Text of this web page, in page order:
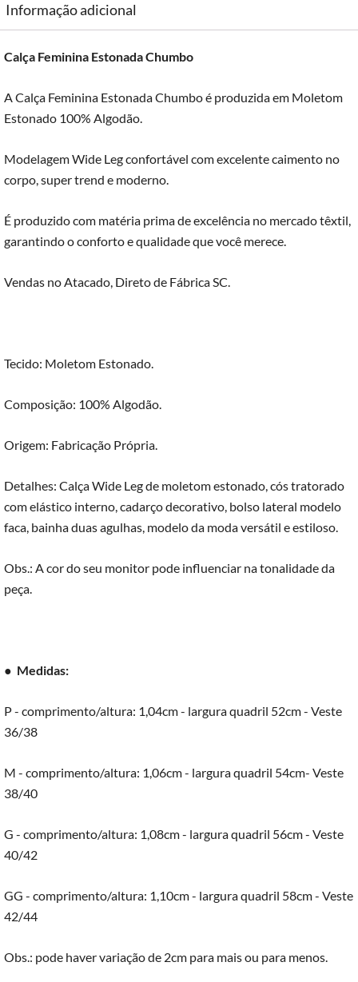
Informação adicional
Calça Feminina Estonada Chumbo
A Calça Feminina Estonada Chumbo é produzida em Moletom
Estonado 100% Algodão.
Modelagem Wide Leg confortável com excelente caimento no
corpo, super trend e moderno.
É produzido com matéria prima de excelência no mercado têxtil,
garantindo o conforto e qualidade que você merece.
Vendas no Atacado, Direto de Fábrica SC.
Tecido: Moletom Estonado.
Composição: 100% Algodão.
Origem: Fabricação Própria.
Detalhes: Calça Wide Leg de moletom estonado, cós tratorado
com elástico interno, cadarço decorativo, bolso lateral modelo
faca, bainha duas agulhas, modelo da moda versátil e estiloso.
Obs.: A cor do seu monitor pode influenciar na tonalidade da
peça.
● Medidas:
P - comprimento/altura: 1,04cm - largura quadril 52cm - Veste
36/38
M - comprimento/altura: 1,06cm - largura quadril 54cm- Veste
38/40
G - comprimento/altura: 1,08cm - largura quadril 56cm - Veste
40/42
GG - comprimento/altura: 1,10cm - largura quadril 58cm - Veste
42/44
Obs.: pode haver variação de 2cm para mais ou para menos.